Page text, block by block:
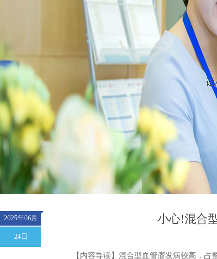
2025年06月
24日
小心!混合
【内容导读】混合型血管瘤发病较高，占